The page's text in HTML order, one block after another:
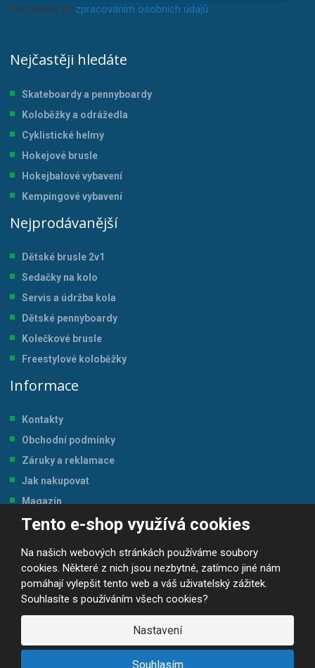
Tento e-shop využívá cookies
Na našich webových stránkách používáme soubory
cookies. Některé z nich jsou nezbytné, zatímco jiné nám
pomáhají vylepšit tento web a váš uživatelský zážitek.
Souhlasíte s používáním všech cookies?
Nastavení
Souhlasím
Souhlasím se zpracováním osobních údajů.
Nejčastěji hledáte
Skateboardy a pennyboardy
Koloběžky a odrážedla
Cyklistické helmy
Hokejové brusle
Hokejbalové vybavení
Kempingové vybavení
Nejprodávanější
Dětské brusle 2v1
Sedačky na kolo
Servis a údržba kola
Dětské pennyboardy
Kolečkové brusle
Freestylové koloběžky
Informace
Kontakty
Obchodní podmínky
Záruky a reklamace
Jak nakupovat
Magazín
Tabulka velikostí
© 2026, JP-SPORT.CZ SPORTOVNÍ POTŘEBY
Prohlášení o přístupnosti |Mapa stránek ||GDPR
VYROBILA
R